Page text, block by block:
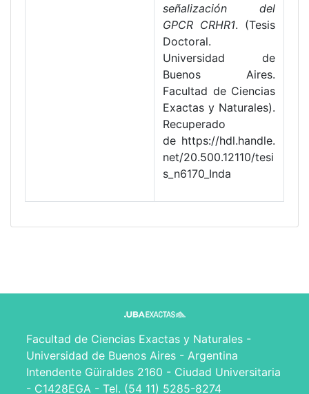
señalización del
GPCR CRHR1. (Tesis
Doctoral.
Universidad de
Buenos Aires.
Facultad de Ciencias
Exactas y Naturales).
Recuperado
de https://hdl.handle.
net/20.500.12110/tesi
s_n6170_Inda
Facultad de Ciencias Exactas y Naturales -
Universidad de Buenos Aires - Argentina
Intendente Güiraldes 2160 - Ciudad Universitaria
- C1428EGA - Tel. (54 11) 5285-8274